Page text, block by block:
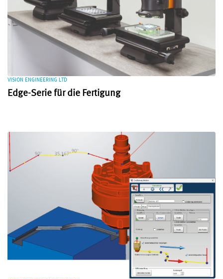
VISION ENGINEERING LTD
Edge-Serie für die Fertigung